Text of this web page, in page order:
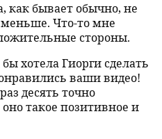
как бывает обычно, не
Что-то мне
стороны.
хотела Гиорги сделать
ваши видео!
десять точно
такое позитивное и